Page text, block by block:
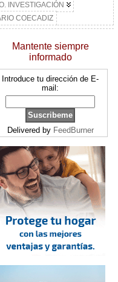
INVESTIGACIÓN
COECADIZ
Mantente siempre
informado
Introduce tu dirección de E-
mail:
Delivered by FeedBurner